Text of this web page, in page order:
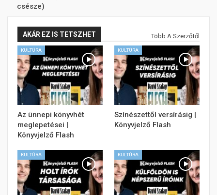
csésze)
AKÁR EZ IS TETSZHET Több A Szerzőtől
KULTÚRA
Az ünnepi könyvhét
meglepetései |
Könyvjelző Flash
KULTÚRA
Színészettől versírásig |
Könyvjelző Flash
KULTÚRA KULTÚRA